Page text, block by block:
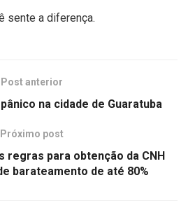
sente a diferença.
Post anterior
na cidade de Guaratuba
Próximo post
regras para obtenção da CNH
barateamento de até 80%